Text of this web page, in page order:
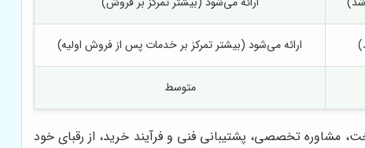
ارائه می‌شود (بیشتر تمرکز بر خدمات پس از فروش اولیه)
متوسط
مشاوره تخصصی، پشتیبانی فنی و فرآیند خرید، از رقبای خود